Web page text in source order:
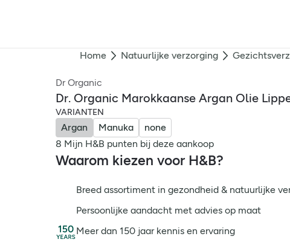
Home Natuurlijke verzorging
Dr Organic
Dr. Organic Marokkaanse Argan Olie
VARIANTEN
Argan Manuka
none
8 Mijn H&B punten bij deze aankoop
Waarom kiezen voor H&B?
Breed assortiment in gezondheid & natuurlijke
Persoonlijke aandacht met advies op maat
Meer dan 150 jaar kennis en ervaring